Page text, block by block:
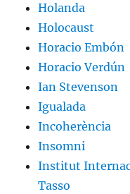
Holanda
Holocaust
Horacio Embón
Horacio Verdún
Ian Stevenson
Igualada
Incoherència
Insomni
Institut
Tasso